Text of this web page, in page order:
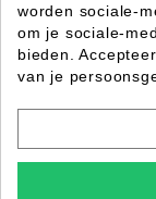
worden sociale-
om je sociale-
bieden.
van je